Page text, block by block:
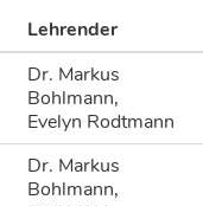
Lehrender
Dr. Markus
Bohlmann,
Evelyn Rodtmann
Dr. Markus
Bohlmann,